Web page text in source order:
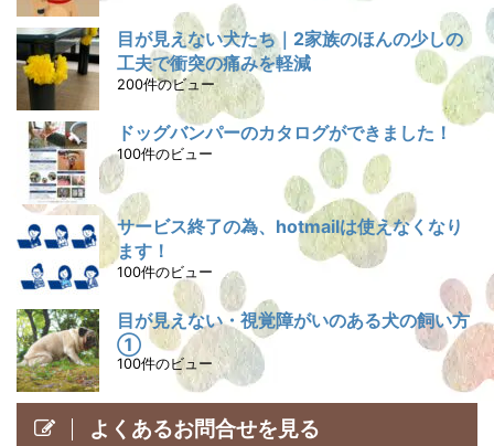
目が見えない犬たち｜2家族のほんの少しの
工夫で衝突の痛みを軽減
200件のビュー
ドッグバンパーのカタログができました！
100件のビュー
サービス終了の為、hotmailは使えなくなり
ます！
100件のビュー
目が見えない・視覚障がいのある犬の飼い方
①
100件のビュー
よくあるお問合せを見る